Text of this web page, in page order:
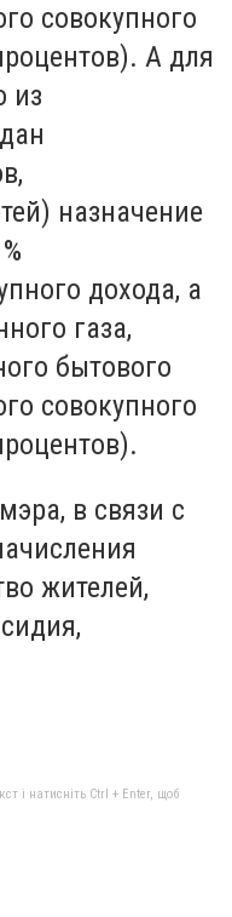
совокупного
А для
из
назначение
дохода, а
газа,
бытового
совокупного
в связи с
жителей,
і натисніть Ctrl + Enter, щоб